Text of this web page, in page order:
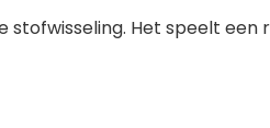
stofwisseling. Het speelt